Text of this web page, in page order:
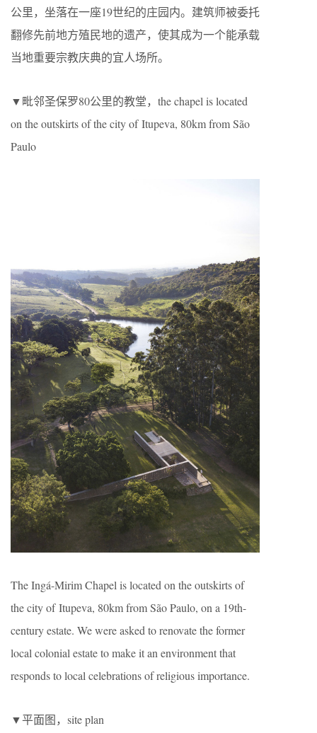
公里，坐落在一座19世纪的庄园内。建筑师被委托
翻修先前地方殖民地的遗产，使其成为一个能承载
当地重要宗教庆典的宜人场所。
▼毗邻圣保罗80公里的教堂，the chapel is located
on the outskirts of the city of Itupeva, 80km from São
Paulo
The Ingá-Mirim Chapel is located on the outskirts of
the city of Itupeva, 80km from São Paulo, on a 19th-
century estate. We were asked to renovate the former
local colonial estate to make it an environment that
responds to local celebrations of religious importance.
▼平面图，site plan